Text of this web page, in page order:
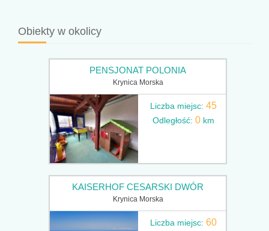
Obiekty w okolicy
PENSJONAT POLONIA
Krynica Morska
Liczba miejsc:45
Odległość:0 km
KAISERHOF CESARSKI DWÓR
Krynica Morska
Liczba miejsc:60